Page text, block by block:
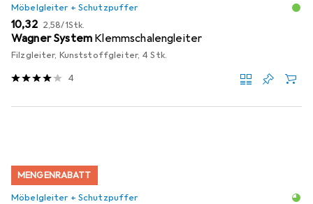
Möbelgleiter + Schutzpuffer
EUR
10,32 EUR
2,58/1Stk.
Wagner System Klemmschalengleiter
Filzgleiter, Kunststoffgleiter, 4 Stk.
4
MENGENRABATT
Möbelgleiter + Schutzpuffer